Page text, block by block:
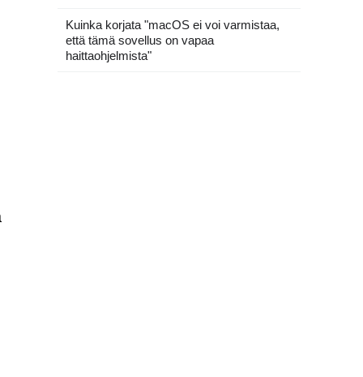
Kuinka korjata "macOS ei voi varmistaa,
että tämä sovellus on vapaa
haittaohjelmista"